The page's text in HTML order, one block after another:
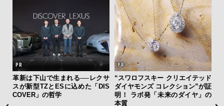
革新は下山で生まれる──レクサ
スが新型TZとESに込めた「DIS
COVER」の哲学
“スワロフスキー クリエイテッド
ダイヤモンズ コレクション”が証
明！ ラボ発「未来のダイヤ」の
本質
日本
イコ
マス
心を